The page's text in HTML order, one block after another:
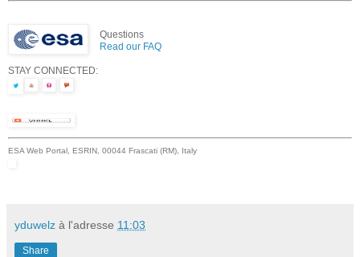
Questions
Read our FAQ
STAY CONNECTED:
ESA Web Portal, ESRIN, 00044 Frascati (RM), Italy
yduwelz à l'adresse 11:03
Share